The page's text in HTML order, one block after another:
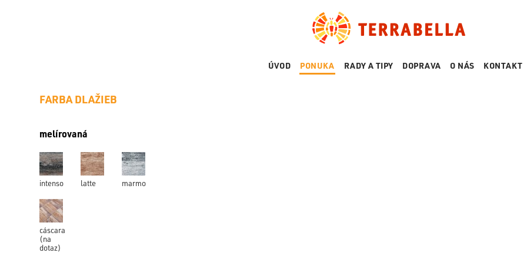
ÚVOD PONUKA
DLAŽBA
RADY A TIPY DOPRAVA O NÁS KONTAKT
FARBA DLAŽIEB
melírovaná
intenso latte marmo
cáscara
(na
dotaz)